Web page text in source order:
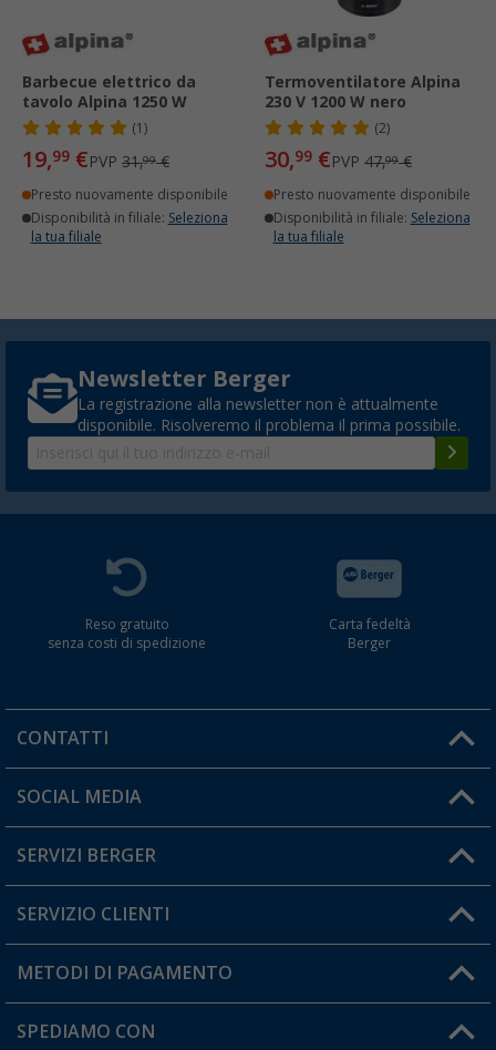
Barbecue elettrico da
tavolo Alpina 1250 W
(1)
19,99 €PVP 31,99€
Presto nuovamente disponibile
Disponibilità in filiale: Seleziona
la tua filiale
Termoventilatore Alpina
230 V 1200 W nero
(2)
30,99 €PVP 47,99€
Presto nuovamente disponibile
Disponibilità in filiale: Seleziona
la tua filiale
Newsletter Berger
La registrazione alla newsletter non è attualmente
disponibile. Risolveremo il problema il prima possibile.
Reso gratuito
senza costi di spedizione
Carta fedeltà
Berger
CONTATTI
Orari di apertura del servizio:
Hai una domanda?
SOCIAL MEDIA
SERVIZI BERGER
Diventare rivenditori
Il mio Account
SERVIZIO CLIENTI
Informazioni sulla spedizione
Resi
METODI DI PAGAMENTO
SPEDIAMO CON